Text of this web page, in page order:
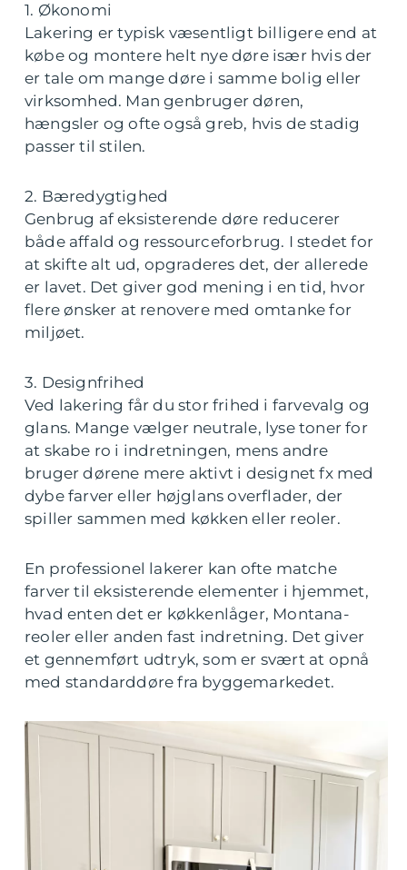
1. Økonomi
Lakering er typisk væsentligt billigere end at
købe og montere helt nye døre især hvis der
er tale om mange døre i samme bolig eller
virksomhed. Man genbruger døren,
hængsler og ofte også greb, hvis de stadig
passer til stilen.
2. Bæredygtighed
Genbrug af eksisterende døre reducerer
både affald og ressourceforbrug. I stedet for
at skifte alt ud, opgraderes det, der allerede
er lavet. Det giver god mening i en tid, hvor
flere ønsker at renovere med omtanke for
miljøet.
3. Designfrihed
Ved lakering får du stor frihed i farvevalg og
glans. Mange vælger neutrale, lyse toner for
at skabe ro i indretningen, mens andre
bruger dørene mere aktivt i designet fx med
dybe farver eller højglans overflader, der
spiller sammen med køkken eller reoler.
En professionel lakerer kan ofte matche
farver til eksisterende elementer i hjemmet,
hvad enten det er køkkenlåger, Montana-
reoler eller anden fast indretning. Det giver
et gennemført udtryk, som er svært at opnå
med standarddøre fra byggemarkedet.